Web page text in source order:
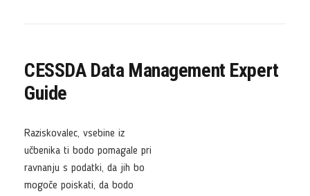
CESSDA Data Management Expert
Guide
Raziskovalec, vsebine iz
učbenika ti bodo pomagale pri
ravnanju s podatki, da jih bo
mogoče poiskati, da bodo